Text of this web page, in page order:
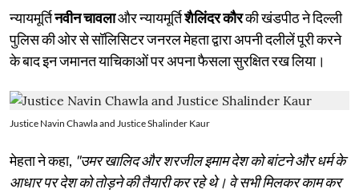
न्यायमूर्तिनवीन चावलाऔर न्यायमूर्तिशैलिंदर कौरकी खंडपीठ ने दिल्ली
पुलिस की ओर से सॉलिसिटर जनरल मेहता द्वारा अपनी दलीलें पूरी करने
के बाद इन जमानत याचिकाओं पर अपना फैसला सुरक्षित रख लिया।
Justice Navin Chawla and Justice Shalinder Kaur
मेहता ने कहा, "उमर खालिद और शरजील इमाम देश को बांटने और धर्म के
आधार पर देश को तोड़ने की तैयारी कर रहे थे। वे सभी मिलकर काम कर